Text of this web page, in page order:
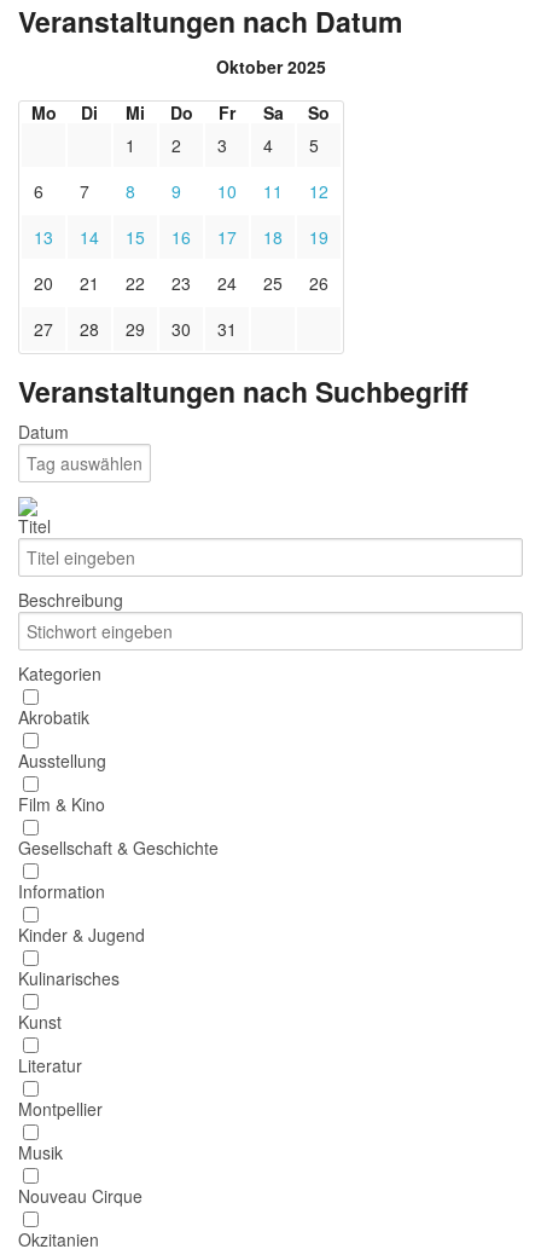
Veranstaltungen nach Datum
Oktober 2025
Mo
Di Mi Do Fr Sa
So
1
2 3 4
5
6
7 8 9 10 11
12
13
14 15 16 17 18
19
20
21 22 23 24 25
26
27
28 29 30 31
Veranstaltungen nach Suchbegriff
Datum
Titel
Beschreibung
Kategorien
Akrobatik
Ausstellung
Film & Kino
Gesellschaft & Geschichte
Information
Kinder & Jugend
Kulinarisches
Kunst
Literatur
Montpellier
Musik
Nouveau Cirque
Okzitanien